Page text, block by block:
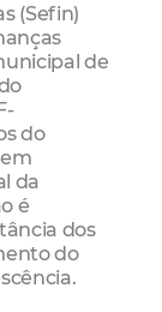
(Sefin)
de
do
da
é
dos
do